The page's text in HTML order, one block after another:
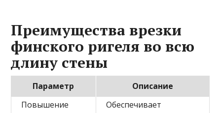
Преимущества врезки
финского ригеля во всю
длину стены
Параметр
Описание
Повышение
Обеспечивает